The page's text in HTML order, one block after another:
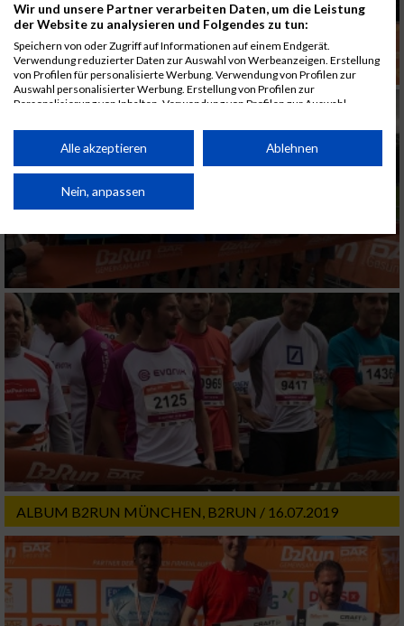
ALBUM B2RUN MÜNCHEN, B2RUN / 16.07.2019
Wir und unsere Partner verarbeiten Daten, um die Leistung
der Website zu analysieren und Folgendes zu tun:
Speichern von oder Zugriff auf Informationen auf einem Endgerät.
Verwendung reduzierter Daten zur Auswahl von Werbeanzeigen. Erstellung
von Profilen für personalisierte Werbung. Verwendung von Profilen zur
Auswahl personalisierter Werbung. Erstellung von Profilen zur
Personalisierung von Inhalten. Verwendung von Profilen zur Auswahl
Performance von Inhalten. Analyse von Zielgruppen durch Statistiken oder
Kombinationen von Daten aus verschiedenen Quellen. Entwicklung und
von Inhalten.
Daten können außerhalb der Europäischen Union weitergegeben und in die
Website/App.
Partnerliste anzeigen (1 IAB-Anbieter)
Wir nutzen Ihre Daten für folgende Zwecke:
IAB-Verarbeitungszwecke:
Speichern von oder Zugriff auf Informationen
auf einem Endgerät
Verwendung reduzierter Daten zur Auswahl
von Werbeanzeigen
Erstellung von Profilen für personalisierte
Werbung
Verwendung von Profilen zur Auswahl
personalisierter Werbung
Erstellung von Profilen zur Personalisierung
von Inhalten
Alle akzeptieren Ablehnen
Nein, anpassen